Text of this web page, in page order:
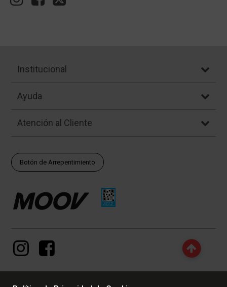
Institucional
Ayuda
Atención al Cliente
Botón de Arrepentimiento